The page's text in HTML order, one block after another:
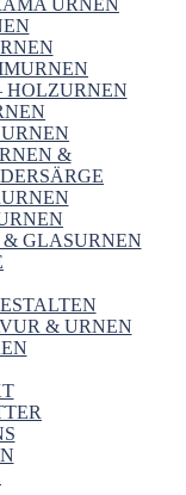
URNEN
HOLZURNEN
&
GLASURNEN
& URNEN